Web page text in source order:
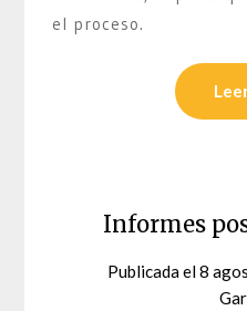
el proceso.
Informes
Publicada el8